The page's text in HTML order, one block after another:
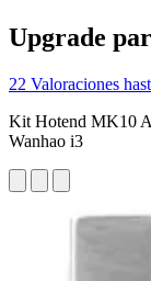
Upgrade
22 Valoraciones
Kit Hotend MK10
Wanhao i3